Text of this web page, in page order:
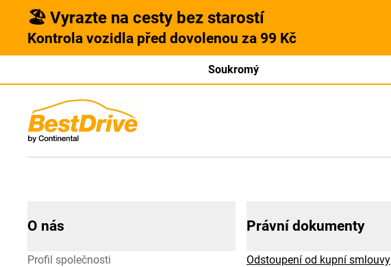
🏖️ Vyrazte na cesty bez starostí
Kontrola vozidla před dovolenou za 99 Kč
Soukromý
O nás
Profil společnosti
Právní dokumenty
Odstoupení od kupní smlouvy